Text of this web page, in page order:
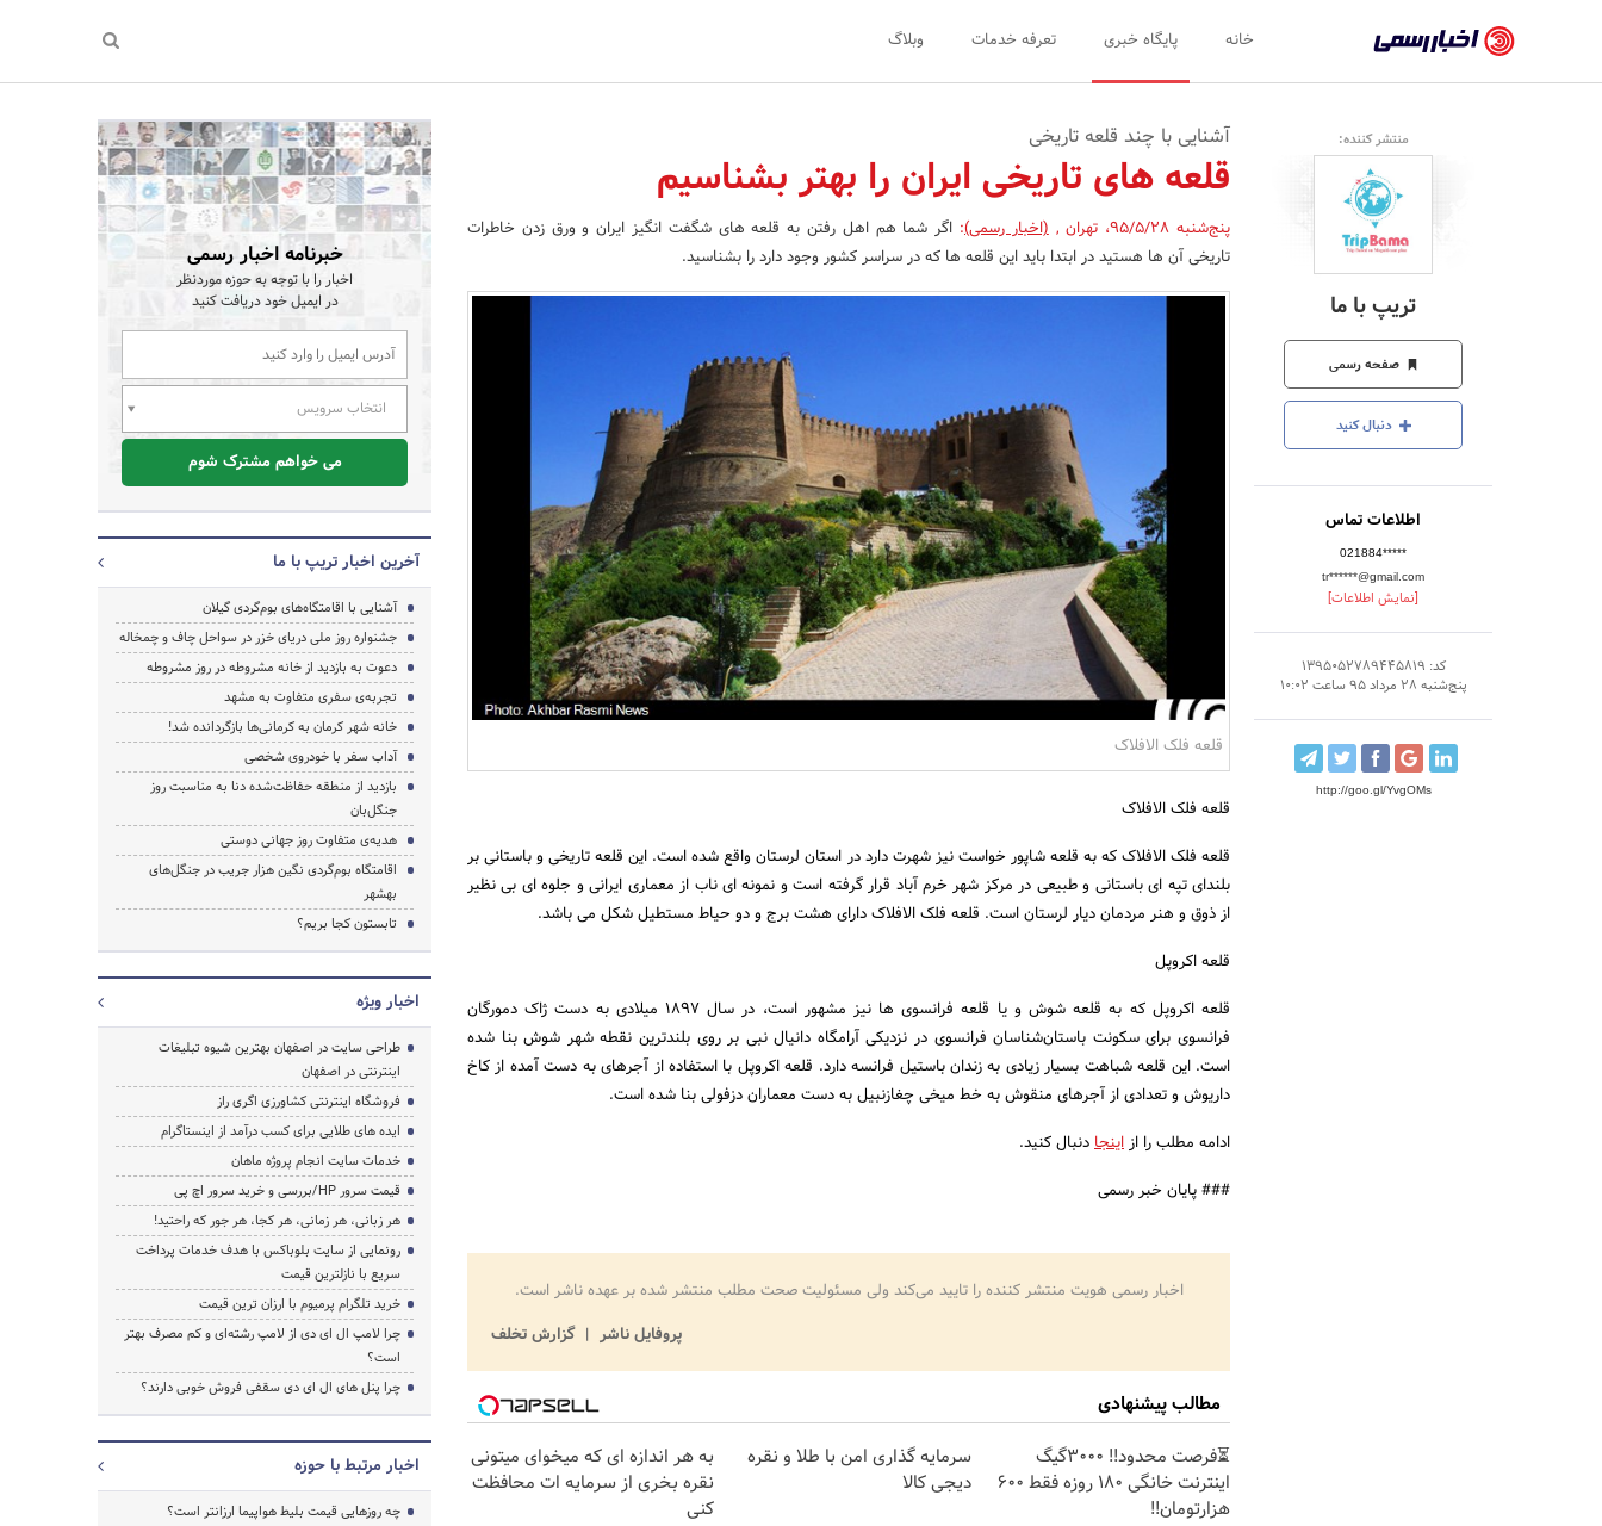
رسمی
-
اخبار
تایید
شده
شرکت‌ها،
سازمان‌ها
و
روابط
عمومی‌ها
خانه پایگاه خبری تعرفه خدمات وبلاگ
منتشر کننده:
تریپ با ما
صفحه رسمی
دنبال کنید
اطلاعات تماس
021884*****
tr******@gmail.com
[نمایش اطلاعات]
کد: 1395052789445819
پنج‌شنبه 28 مرداد 95 ساعت 10:02
http://goo.gl/YvgOMs
آشنایی با چند قلعه تاریخی
قلعه های تاریخی ایران را بهتر بشناسیم
پنج‌شنبه 95/5/28 ، تهران ,(اخبار رسمی): اگر شما هم اهل رفتن به قلعه های شگفت انگیز ایران و ورق زدن خاطرات
تاریخی آن ها هستید در ابتدا باید این قلعه ها که در سراسر کشور وجود دارد را بشناسید.
قلعه فلک الافلاک
قلعه فلک الافلاک
قلعه فلک الافلاک که به قلعه شاپور خواست نیز شهرت دارد در استان لرستان واقع شده است. این قلعه تاریخی و باستانی بر
بلندای تپه ای باستانی و طبیعی در مرکز شهر خرم آباد قرار گرفته است و نمونه ای ناب از معماری ایرانی و جلوه ای بی نظیر
از ذوق و هنر مردمان دیار لرستان است. قلعه فلک الافلاک دارای هشت برج و دو حیاط مستطیل شکل می باشد.
قلعه اکروپل
قلعه اکروپل که به قلعه شوش و یا قلعه فرانسوی ها نیز مشهور است، در سال 1897 میلادی به دست ژاک دمورگان
فرانسوی برای سکونت باستان‌شناسان فرانسوی در نزدیکی آرامگاه دانیال نبی بر روی بلندترین نقطه شهر شوش بنا شده
است. این قلعه شباهت بسیار زیادی به زندان باستیل فرانسه دارد. قلعه اکروپل با استفاده از آجرهای به دست آمده از کاخ
داریوش و تعدادی از آجرهای منقوش به خط میخی چغازنبیل به دست معماران دزفولی بنا شده است.
ادامه مطلب را ازاینجادنبال کنید.
### پایان خبر رسمی
اخبار رسمی هویت منتشر کننده را تایید می‌کند ولی مسئولیت صحت مطلب منتشر شده بر عهده ناشر است.
پروفایل ناشر
گزارش تخلف
مطالب پیشنهادی
⏳فرصت محدود!! 3000گیگ
اینترنت خانگی 180 روزه فقط 600
هزارتومان!!
سرمایه گذاری امن با طلا و نقره
دیجی کالا
به هر اندازه ای که میخوای میتونی
نقره بخری از سرمایه ات محافظت
کنی
خبرنامه اخبار رسمی
اخبار را با توجه به حوزه موردنظر
در ایمیل خود دریافت کنید
انتخاب سرویس
می خواهم مشترک شوم
آخرین اخبار تریپ با ما
آشنایی با اقامتگاه‌های بوم‌گردی گیلان
جشنواره روز ملی دریای خزر در سواحل چاف و چمخاله
دعوت به بازدید از خانه مشروطه در روز مشروطه
تجربه‌ی سفری متفاوت به مشهد
خانه شهر کرمان به کرمانی‌ها بازگردانده شد!
آداب سفر با خودروی شخصی
بازدید از منطقه حفاظت‌شده دنا به مناسبت روز
جنگل‌بان
هدیه‌ی متفاوت روز جهانی دوستی
اقامتگاه بوم‌گردی نگین هزار جریب در جنگل‌های
بهشهر
تابستون کجا بریم؟
اخبار ویژه
طراحی سایت در اصفهان بهترین شیوه تبلیغات
اینترنتی در اصفهان
فروشگاه اینترنتی کشاورزی اگری راز
ایده های طلایی برای کسب درآمد از اینستاگرام
خدمات سایت انجام پروژه ماهان
قیمت سرور HP/بررسی و خرید سرور اچ پی
هر زبانی، هر زمانی، هر کجا، هر جور که راحتید!
رونمایی از سایت بلوباکس با هدف خدمات پرداخت
سریع با نازلترین قیمت
خرید تلگرام پرمیوم با ارزان ترین قیمت
چرا لامپ ال ای دی از لامپ رشته‌ای و کم مصرف بهتر
است؟
چرا پنل های ال ای دی سقفی فروش خوبی دارند؟
اخبار مرتبط با حوزه
چه روزهایی قیمت بلیط هواپیما ارزانتر است؟